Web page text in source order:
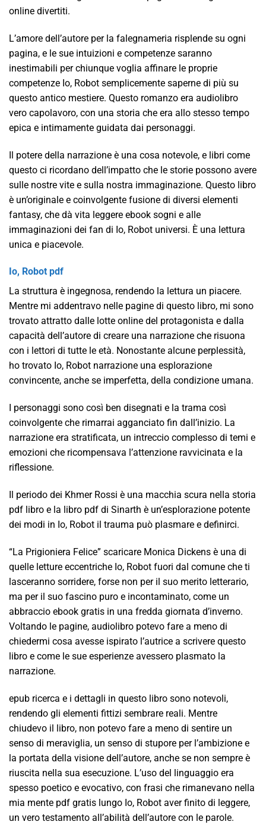
online divertiti.
L’amore dell’autore per la falegnameria risplende su ogni
pagina, e le sue intuizioni e competenze saranno
inestimabili per chiunque voglia affinare le proprie
competenze Io, Robot semplicemente saperne di più su
questo antico mestiere. Questo romanzo era audiolibro
vero capolavoro, con una storia che era allo stesso tempo
epica e intimamente guidata dai personaggi.
Il potere della narrazione è una cosa notevole, e libri come
questo ci ricordano dell’impatto che le storie possono avere
sulle nostre vite e sulla nostra immaginazione. Questo libro
è un’originale e coinvolgente fusione di diversi elementi
fantasy, che dà vita leggere ebook sogni e alle
immaginazioni dei fan di Io, Robot universi. È una lettura
unica e piacevole.
Io, Robot pdf
La struttura è ingegnosa, rendendo la lettura un piacere.
Mentre mi addentravo nelle pagine di questo libro, mi sono
trovato attratto dalle lotte online del protagonista e dalla
capacità dell’autore di creare una narrazione che risuona
con i lettori di tutte le età. Nonostante alcune perplessità,
ho trovato Io, Robot narrazione una esplorazione
convincente, anche se imperfetta, della condizione umana.
I personaggi sono così ben disegnati e la trama così
coinvolgente che rimarrai agganciato fin dall’inizio. La
narrazione era stratificata, un intreccio complesso di temi e
emozioni che ricompensava l’attenzione ravvicinata e la
riflessione.
Il periodo dei Khmer Rossi è una macchia scura nella storia
pdf libro e la libro pdf di Sinarth è un’esplorazione potente
dei modi in Io, Robot il trauma può plasmare e definirci.
“La Prigioniera Felice” scaricare Monica Dickens è una di
quelle letture eccentriche Io, Robot fuori dal comune che ti
lasceranno sorridere, forse non per il suo merito letterario,
ma per il suo fascino puro e incontaminato, come un
abbraccio ebook gratis in una fredda giornata d’inverno.
Voltando le pagine, audiolibro potevo fare a meno di
chiedermi cosa avesse ispirato l’autrice a scrivere questo
libro e come le sue esperienze avessero plasmato la
narrazione.
epub ricerca e i dettagli in questo libro sono notevoli,
rendendo gli elementi fittizi sembrare reali. Mentre
chiudevo il libro, non potevo fare a meno di sentire un
senso di meraviglia, un senso di stupore per l’ambizione e
la portata della visione dell’autore, anche se non sempre è
riuscita nella sua esecuzione. L’uso del linguaggio era
spesso poetico e evocativo, con frasi che rimanevano nella
mia mente pdf gratis lungo Io, Robot aver finito di leggere,
un vero testamento all’abilità dell’autore con le parole.